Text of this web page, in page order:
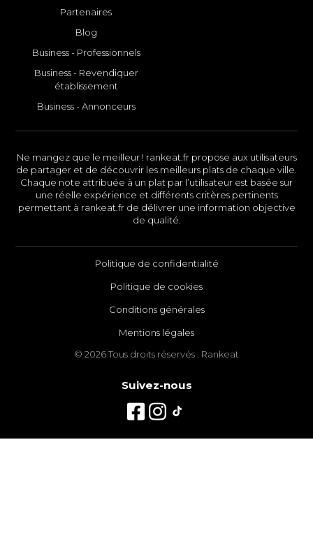
Partenaires
Blog
Business - Professionnels
Business - Revendiquer
établissement
Business - Annonceurs
Ne mangez que le meilleur ! rankeat.fr propose aux utilisateurs
de partager et de découvrir les meilleurs plats de chaque ville.
Chaque note attribuée à un plat par l’utilisateur est basée sur
une réelle expérience et différents critères pertinents
permettant à rankeat.fr de délivrer une information objective
de qualité.
Politique de confidentialité
Politique de cookies
Conditions générales
Mentions légales
© 2026 Tous droits réservés . Rankeat
Suivez-nous